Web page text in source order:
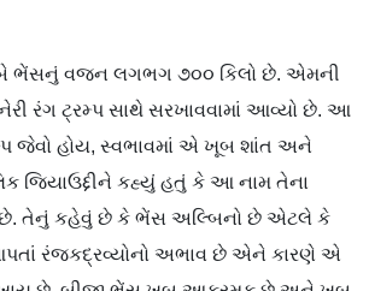
ભેંસનું વજન લગભગ ૭૦૦ કિલો છે. એમની
રંગ ટ્રમ્પ સાથે સરખાવવામાં આવ્યો છે. આ
જેવો હોય, સ્વભાવમાં એ ખૂબ શાંત અને
જિયાઉદ્દીને કહ્યું હતું કે આ નામ તેના
છે. તેનું કહેવું છે કે ભેંસ અલ્બિનો છે એટલે કે
રંજકદ્રવ્યોનો અભાવ છે એને કારણે એ